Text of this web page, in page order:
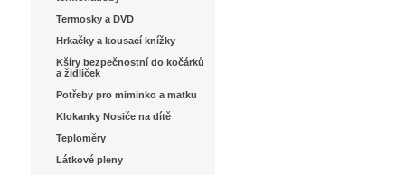
Termosky a DVD
Hrkačky a kousací knížky
Kšíry bezpečnostní do kočárků
a židliček
Potřeby pro miminko a matku
Klokanky Nosiče na dítě
Teploměry
Látkové pleny